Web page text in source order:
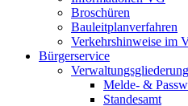
Broschüren
Bauleitplanverfahren
Verkehrshinweise im
Bürgerservice
Verwaltungsgliederung
Melde- &
Standesamt